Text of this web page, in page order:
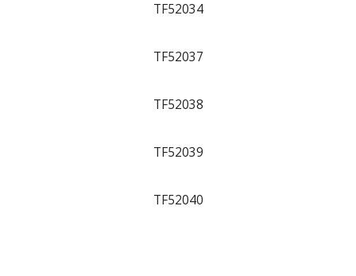
TF52034
TF52037
TF52038
TF52039
TF52040